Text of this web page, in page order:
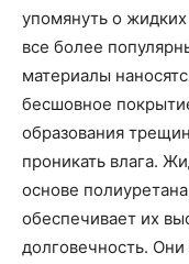
упомянуть о
все более
материалы
бесшовное
образования
проникать влага.
основе
обеспечивает их
долговечность.